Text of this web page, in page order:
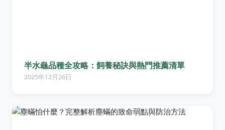
半水龜品種全攻略：飼養秘訣與熱門推薦清單
2025年12月26日